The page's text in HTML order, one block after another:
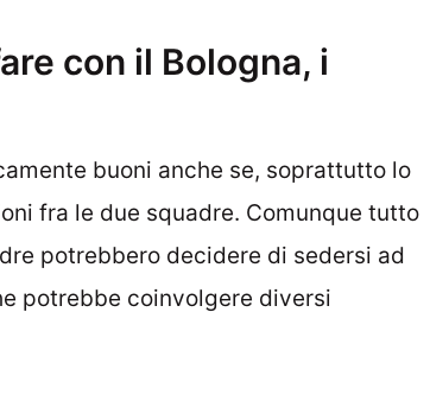
con il Bologna, i
buoni anche se, soprattutto lo
fra le due squadre. Comunque tutto
potrebbero decidere di sedersi ad
potrebbe coinvolgere diversi